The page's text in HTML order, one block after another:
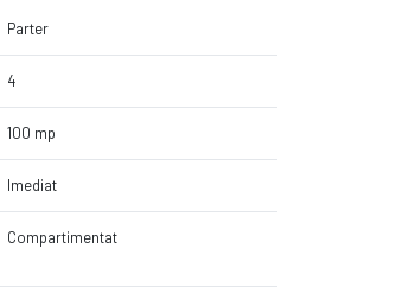
Parter
4
100 mp
Imediat
Compartimentat